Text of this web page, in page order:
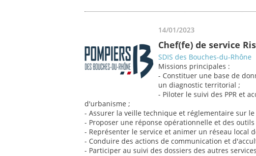
14/01/2023
Chef(fe) de service
SDIS des Bouches-du-Rhône
Missions principales :
- Constituer une base de
un diagnostic territorial ;
- Piloter le suivi des PPR et
d'urbanisme ;
- Assurer la veille technique et réglementaire sur
- Proposer une réponse opérationnelle et des
- Représenter le service et animer un réseau local
- Conduire des actions de communication et
- Participer au suivi des dossiers des autres